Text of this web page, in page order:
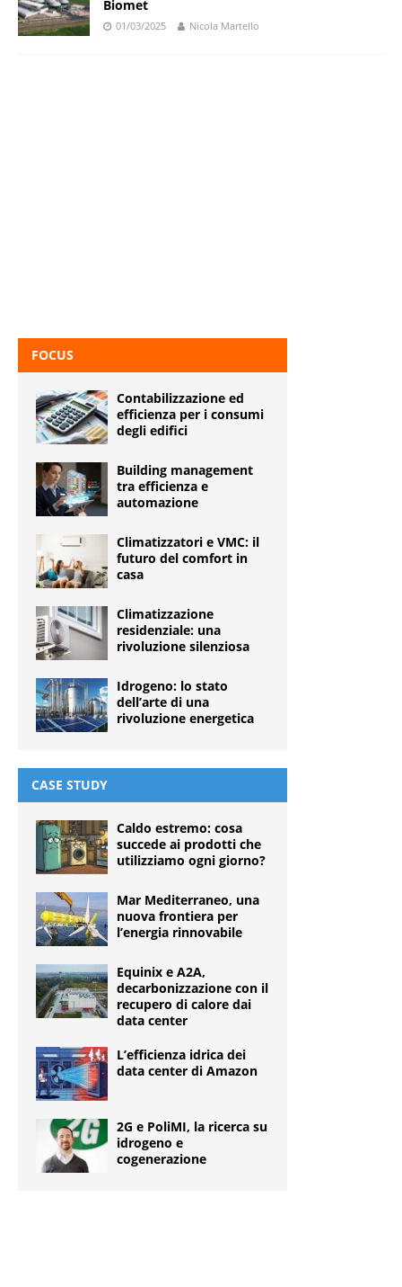
Biomet
01/03/2025 Nicola Martello
FOCUS
Contabilizzazione ed
efficienza per i consumi
degli edifici
Building management
tra efficienza e
automazione
Climatizzatori e VMC: il
futuro del comfort in
casa
Climatizzazione
residenziale: una
rivoluzione silenziosa
Idrogeno: lo stato
dell’arte di una
rivoluzione energetica
CASE STUDY
Caldo estremo: cosa
succede ai prodotti che
utilizziamo ogni giorno?
Mar Mediterraneo, una
nuova frontiera per
l’energia rinnovabile
Equinix e A2A,
decarbonizzazione con il
recupero di calore dai
data center
L’efficienza idrica dei
data center di Amazon
2G e PoliMI, la ricerca su
idrogeno e
cogenerazione